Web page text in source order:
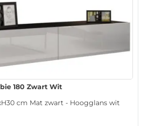
180 Zwart Wit
cm Mat zwart - Hoogglans wit